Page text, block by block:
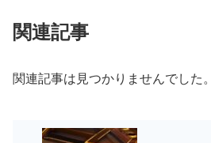
関連記事
関連記事は見つかりませんでした。